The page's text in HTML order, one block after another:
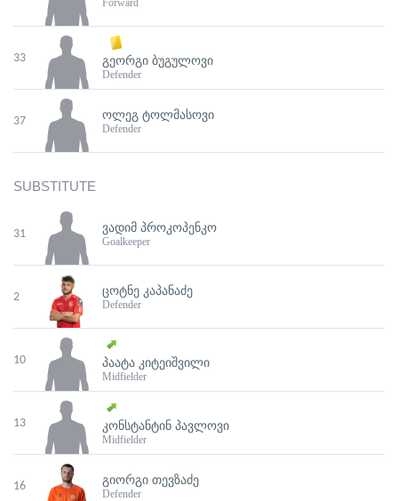
Forward
33 ᲒᲔᲝᲠᲒᲘ ᲑᲣᲒᲣᲚᲝᲕᲘ
Defender
37 ᲝᲚᲔᲒ ᲢᲝᲚᲛᲐᲡᲝᲕᲘ
Defender
SUBSTITUTE
31 ᲕᲐᲓᲘᲛ ᲞᲠᲝᲙᲝᲞᲔᲜᲙᲝ
Goalkeeper
2 ᲪᲝᲢᲜᲔ ᲙᲐᲞᲐᲜᲐᲫᲔ
Defender
10 ᲞᲐᲐᲢᲐ ᲙᲘᲢᲔᲘᲨᲕᲘᲚᲘ
Midfielder
13 ᲙᲝᲜᲡᲢᲐᲜᲢᲘᲜ ᲞᲐᲕᲚᲝᲕᲘ
Midfielder
16 ᲒᲘᲝᲠᲒᲘ ᲗᲔᲕᲖᲐᲫᲔ
Defender